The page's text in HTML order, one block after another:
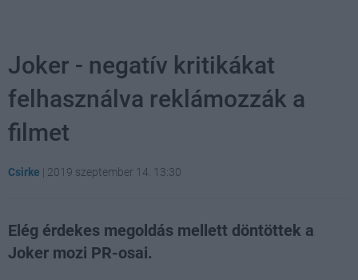
Joker - negatív kritikákat
felhasználva reklámozzák a
filmet
Csirke | 2019 szeptember 14. 13:30
Elég érdekes megoldás mellett döntöttek a
Joker mozi PR-osai.